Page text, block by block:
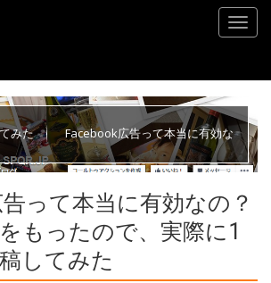
みた Facebook広告って本当に有効な
って本当に有効なの？
もったので、実際に1
してみた